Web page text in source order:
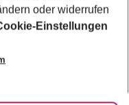
oder widerrufen
Einstellungen